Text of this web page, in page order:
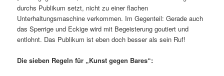
durchs Publikum setzt, nicht zu einer flachen
Unterhaltungsmaschine verkommen. Im Gegenteil: Gerade auch
das Sperrige und Eckige wird mit Begeisterung goutiert und
entlohnt. Das Publikum ist eben doch besser als sein Ruf!
Die sieben Regeln für „Kunst gegen Bares“: